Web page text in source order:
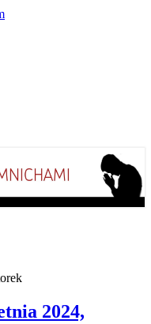
mnichami
2024,